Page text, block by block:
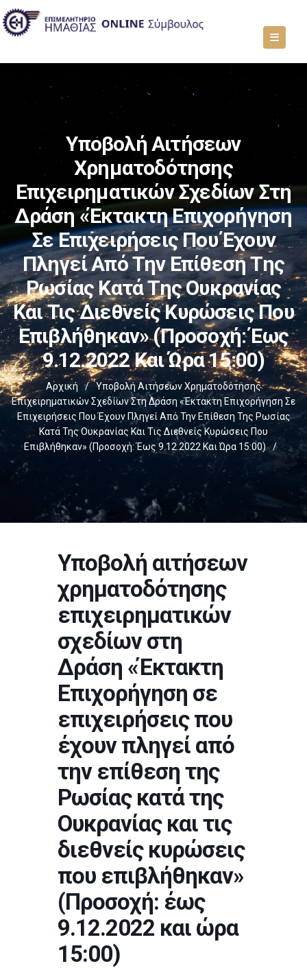
Υποβολή Αιτήσεων
Χρηματοδότησης
Επιχειρηματικών Σχεδίων Στη
Δράση «Έκτακτη Επιχορήγηση
Σε Επιχειρήσεις Που Έχουν
Πληγεί Από Την Επίθεση Της
Ρωσίας Κατά Της Ουκρανίας
Και Τις Διεθνείς Κυρώσεις Που
Επιβλήθηκαν» (Προσοχή: Έως
9.12.2022 Και Ώρα 15:00)
Αρχική /
Υποβολή Αιτήσεων Χρηματοδότησης
Επιχειρηματικών Σχεδίων Στη Δράση «Έκτακτη Επιχορήγηση Σε
Επιχειρήσεις Που Έχουν Πληγεί Από Την Επίθεση Της Ρωσίας
Κατά Της Ουκρανίας Και Τις Διεθνείς Κυρώσεις Που
Επιβλήθηκαν» (Προσοχή: Έως 9.12.2022 Και Ώρα 15:00)
/
Υποβολή αιτήσεων
χρηματοδότησης
επιχειρηματικών
σχεδίων στη
Δράση «Έκτακτη
Επιχορήγηση σε
επιχειρήσεις που
έχουν πληγεί από
την επίθεση της
Ρωσίας κατά της
Ουκρανίας και τις
διεθνείς κυρώσεις
που επιβλήθηκαν»
(Προσοχή: έως
9.12.2022 και ώρα
15:00)